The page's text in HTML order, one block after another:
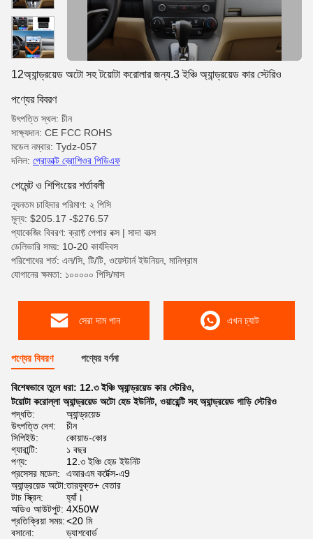
12অ্যান্ড্রয়েড অটো সহ টয়োটা করোলার জন্য.3 ইঞ্চি অ্যান্ড্রয়েড কার স্টেরিও
পণ্যের বিবরণ
উৎপত্তি স্থল: চীন
সাক্ষ্যদান: CE FCC ROHS
মডেল নম্বার: Tydz-057
দলিল: প্রোডাক্ট ব্রোশিওর পিডিএফ
পেমেন্ট ও শিপিংয়ের শর্তাবলী
ন্যূনতম চাহিদার পরিমাণ: ২ পিসি
মূল্য: $205.17 -$276.57
প্যাকেজিং বিবরণ: ক্রাফ্ট পেপার বক্স | সাদা বাক্স
ডেলিভারি সময়: 10-20 কার্যদিবস
পরিশোধের শর্ত: এল/সি, টি/টি, ওয়েস্টার্ন ইউনিয়ন, মানিগ্রাম
যোগানের ক্ষমতা: ১০০০০০ পিসি/মাস
সেরা দাম পান এখন চ্যাট
পণ্যের বিবরণ পণ্যের বর্ণনা
বিশেষভাবে তুলে ধরা: 12.৩ ইঞ্চি অ্যান্ড্রয়েড কার স্টেরিও,
টয়োটা করোল্লা অ্যান্ড্রয়েড অটো হেড ইউনিট, ওয়ারেন্টি সহ অ্যান্ড্রয়েড গাড়ি স্টেরিও
পদ্ধতি:
অ্যান্ড্রয়েড
উৎপত্তি দেশ:
চীন
সিপিইউ:
কোয়াড-কোর
গ্যারান্টি:
১ বছর
পণ্য:
12.৩ ইঞ্চি হেড ইউনিট
প্রসেসর মডেল:
এআরএম কর্টেক্স-এ9
অ্যান্ড্রয়েড অটো:তারযুক্ত+ বেতার
টাচ স্ক্রিন:
হ্যাঁ।
অডিও আউটপুট: 4X50W
প্রতিক্রিয়া সময়:<20 মি
বসানো:
ড্যাশবোর্ড